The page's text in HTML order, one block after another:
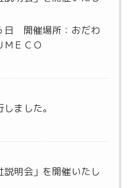
日 開催場所：おだわ
ＥＣＯ
ました。
明会」を開催いたし